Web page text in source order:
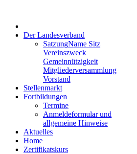
Der Landesverband
SatzungName Sitz
Vereinszweck
Gemeinnützigkeit
Mitgliederversammlung
Vorstand
Stellenmarkt
Fortbildungen
Termine
Anmeldeformular und
allgemeine Hinweise
Aktuelles
Home
Zertifikatskurs